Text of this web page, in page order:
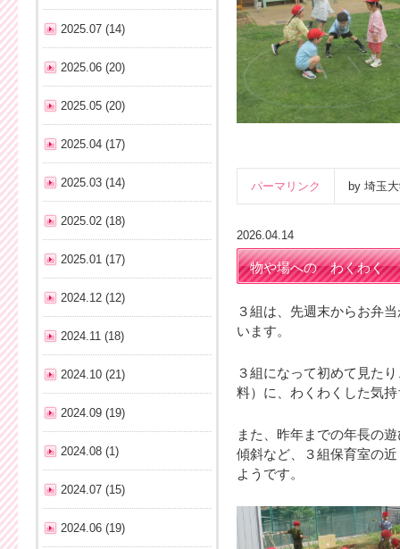
パーマリンク by 埼玉
2026.04.14
物や場への わくわく
３組は、先週末からお弁
います。
３組になって初めて見た
料）に、わくわくした気
また、昨年までの年長の
傾斜など、３組保育室の
ようです。
2025.07 (14)
2025.06 (20)
2025.05 (20)
2025.04 (17)
2025.03 (14)
2025.02 (18)
2025.01 (17)
2024.12 (12)
2024.11 (18)
2024.10 (21)
2024.09 (19)
2024.08 (1)
2024.07 (15)
2024.06 (19)